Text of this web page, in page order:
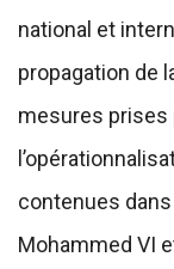
national et
propagation de
mesures prises
contenues
Mohammed VI